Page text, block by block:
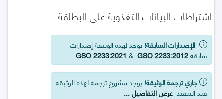
اشتراطات البيانات التغذوية على البطاقة
الإصدارات السابقة! يوجد لهذه الوثيقة إصدارات
سابقة
GSO 2233:2021 & GSO 2233:2012
جاري ترجمة الوثيقة! يوجد مشروع ترجمة لهذه الوثيقة
قيد التنفيذ عرض التفاصيل ...